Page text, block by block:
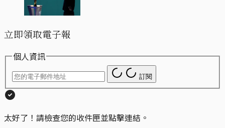
立即領取電子報
個人資訊
訂閱
太好了！請檢查您的收件匣並點擊連結。